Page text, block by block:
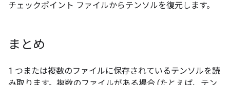
チェックポイント ファイルからテンソルを復元します。
まとめ
1 つまたは複数のファイルに保存されているテンソルを読